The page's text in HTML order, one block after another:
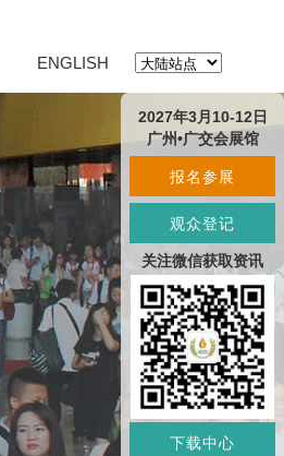
ENGLISH
2027年3月10-12日
广州•广交会展馆
报名参展
观众登记
关注微信获取资讯
下载中心